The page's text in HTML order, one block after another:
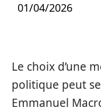
01/04/2026
Le choix d’une
politique peut
Emmanuel